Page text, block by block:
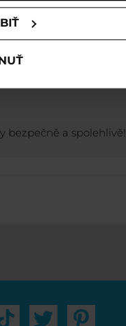
bezpečně a spolehlivě!